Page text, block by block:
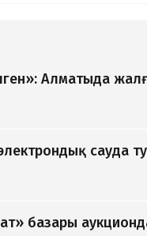
Алматыда
сауда
базары